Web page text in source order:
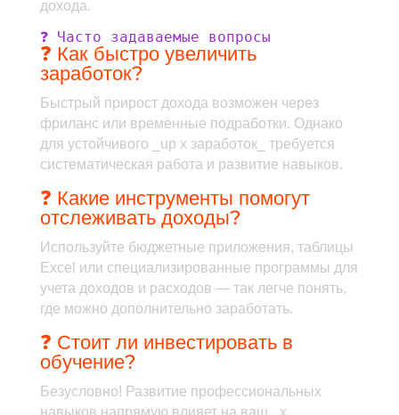
дохода.
❓ Часто задаваемые вопросы
❓ Как быстро увеличить
заработок?
Быстрый прирост дохода возможен через
фриланс или временные подработки. Однако
для устойчивого _up x заработок_ требуется
систематическая работа и развитие навыков.
❓ Какие инструменты помогут
отслеживать доходы?
Используйте бюджетные приложения, таблицы
Excel или специализированные программы для
учета доходов и расходов — так легче понять,
где можно дополнительно заработать.
❓ Стоит ли инвестировать в
обучение?
Безусловно! Развитие профессиональных